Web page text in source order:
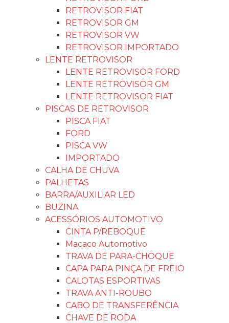
RETROVISOR FIAT
RETROVISOR GM
RETROVISOR VW
RETROVISOR IMPORTADO
LENTE RETROVISOR
LENTE RETROVISOR FORD
LENTE RETROVISOR GM
LENTE RETROVISOR FIAT
PISCAS DE RETROVISOR
PISCA FIAT
FORD
PISCA VW
IMPORTADO
CALHA DE CHUVA
PALHETAS
BARRA/AUXILIAR LED
BUZINA
ACESSÓRIOS AUTOMOTIVO
CINTA P/REBOQUE
Macaco Automotivo
TRAVA DE PARA-CHOQUE
CAPA PARA PINÇA DE FREIO
CALOTAS ESPORTIVAS
TRAVA ANTI-ROUBO
CABO DE TRANSFERÊNCIA
CHAVE DE RODA